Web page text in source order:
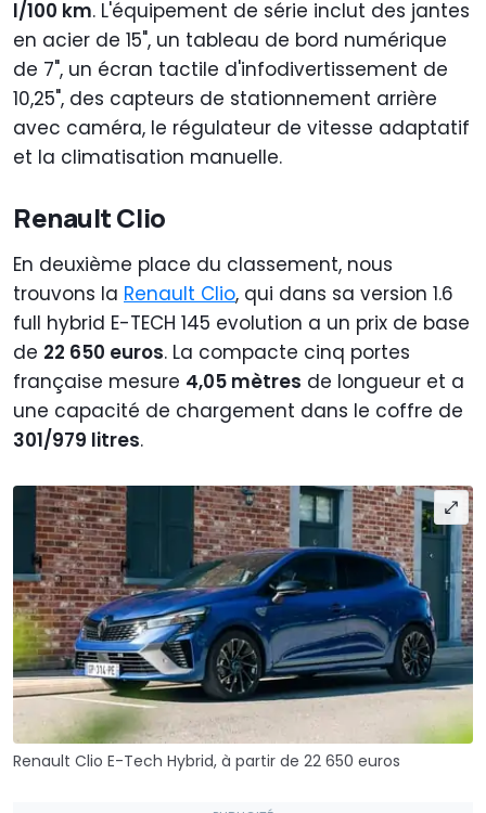
l/100 km. L'équipement de série inclut des jantes
en acier de 15", un tableau de bord numérique
de 7", un écran tactile d'infodivertissement de
10,25", des capteurs de stationnement arrière
avec caméra, le régulateur de vitesse adaptatif
et la climatisation manuelle.
Renault Clio
En deuxième place du classement, nous
trouvons la Renault Clio, qui dans sa version 1.6
full hybrid E-TECH 145 evolution a un prix de base
de 22 650 euros. La compacte cinq portes
française mesure 4,05 mètres de longueur et a
une capacité de chargement dans le coffre de
301/979 litres.
Renault Clio E-Tech Hybrid, à partir de 22 650 euros